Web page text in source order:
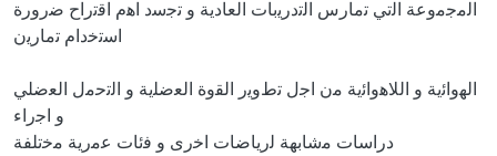
ﺍﻟﻣﺟﻣﻭﻋﺔ ﺍﻟﺗﻲ ﺗﻣﺎﺭﺱ ﺍﻟﺗﺩﺭﻳﺑﺎﺕ ﺍﻟﻌﺎﺩﻳﺔ ﻭ ﺗﺟﺳﺩ ﺍﻫﻡ ﺍﻗﺗﺭﺍﺡ ﺿﺭﻭﺭﺓ
ﺍﺳﺗﺧﺩﺍﻡ ﺗﻣﺎﺭﻳﻥ
ﺍﻟﻬﻭﺍﺋﻳﺔ ﻭ ﺍﻟﻼﻫﻭﺍﺋﻳﺔ ﻣﻥ ﺍﺟﻝ ﺗﻁﻭﻳﺭ ﺍﻟﻘﻭﺓ ﺍﻟﻌﺿﻠﻳﺔ ﻭ ﺍﻟﺗﺣﻣﻝ ﺍﻟﻌﺿﻠﻲ
ﻭ ﺍﺟﺭﺍء
ﺩﺭﺍﺳﺎﺕ ﻣﺷﺎﺑﻬﺔ ﻟﺭﻳﺎﺿﺎﺕ ﺍﺧﺭﻯ ﻭ ﻓﺋﺎﺕ ﻋﻣﺭﻳﺔ ﻣﺧﺗﻠﻔﺔ